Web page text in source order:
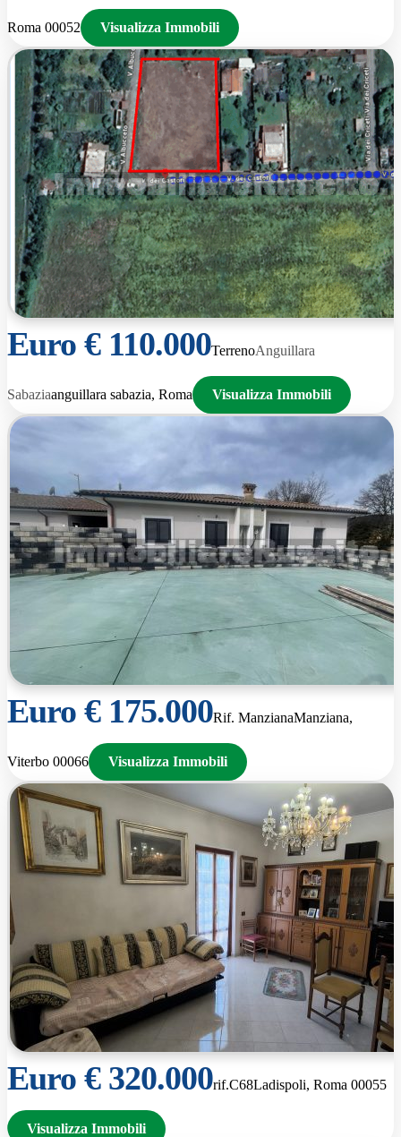
Roma 00052 Visualizza Immobili
Euro € 110.000TerrenoAnguillara
Sabaziaanguillara sabazia, Roma Visualizza Immobili
Euro € 175.000Rif. ManzianaManziana,
Viterbo 00066 Visualizza Immobili
Euro € 320.000rif.C68Ladispoli, Roma 00055
Visualizza Immobili